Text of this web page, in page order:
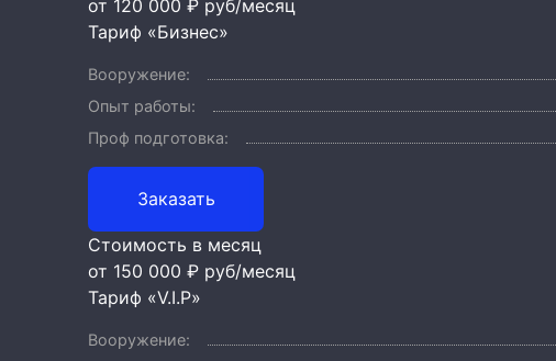
от 120 000 ₽ руб/месяц
Тариф «Бизнес»
Вооружение:
Опыт работы:
Проф подготовка:
Заказать
Стоимость в месяц
от 150 000 ₽ руб/месяц
Тариф «V.I.P»
Вооружение: